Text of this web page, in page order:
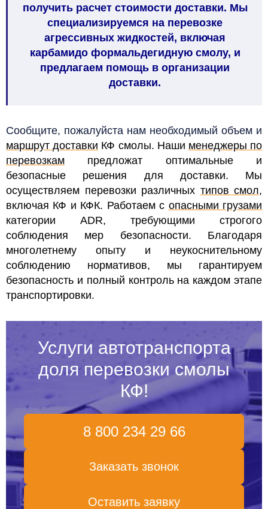
получить расчет стоимости доставки. Мы
специализируемся на перевозке
агрессивных жидкостей, включая
карбамидо формальдегидную смолу, и
предлагаем помощь в организации
доставки.
Сообщите, пожалуйста нам необходимый объем и
маршрут доставки КФ смолы. Наши менеджеры по
перевозкам предложат оптимальные и
безопасные решения для доставки. Мы
осуществляем перевозки различных типов смол,
включая КФ и КФК. Работаем с опасными грузами
категории ADR, требующими строгого
соблюдения мер безопасности. Благодаря
многолетнему опыту и неукоснительному
соблюдению нормативов, мы гарантируем
безопасность и полный контроль на каждом этапе
транспортировки.
Услуги автотранспорта
доля перевозки смолы
КФ!
8 800 234 29 66
Заказать звонок
Оставить заявку